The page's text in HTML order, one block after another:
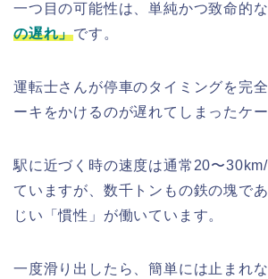
一つ目の可能性は、単純かつ致命的な
の遅れ」です。
運転士さんが停車のタイミングを完
ーキをかけるのが遅れてしまったケー
駅に近づく時の速度は通常20〜
ていますが、数千トンもの鉄の塊で
じい「慣性」が働いています。
一度滑り出したら、簡単には止まれな